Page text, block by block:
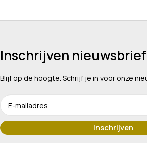
Inschrijven nieuwsbrief
Blijf op de hoogte. Schrijf je in voor onze